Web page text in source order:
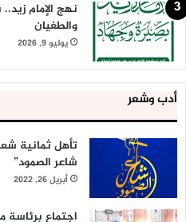
نهج الإمام
والطغيان
يوليو 9, 2026
أدب وشعر
تأهل ثمانية
شاعر الصمود”
أبريل 26, 2022
اجتماع